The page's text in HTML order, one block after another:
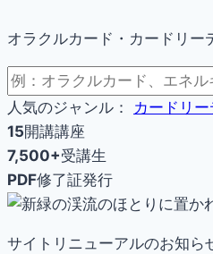
オラクルカード・カードリー
人気のジャンル： カードリ
15開講講座
7,500+受講生
PDF修了証発行
サイトリニューアルのお知ら